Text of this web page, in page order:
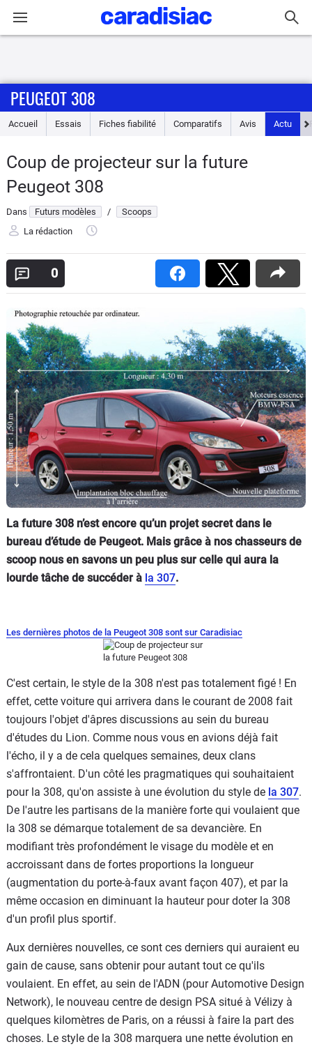
Accueil
Essais
Guide
d'achat
Electriques
Utilitaires
Flottes
Auto
Services
Forum
Moto
Marques
PEUGEOT 308
Accueil Essais Fiches fiabilité Comparatifs Avis Actu
Coup de projecteur sur la future
Peugeot 308
Dans Futurs modèles /
Scoops
La rédaction
0
La future 308 n’est encore qu’un projet secret dans le
bureau d’étude de Peugeot. Mais grâce à nos chasseurs de
scoop nous en savons un peu plus sur celle qui aura la
lourde tâche de succéder à la 307.
Les dernières photos de la Peugeot 308 sont sur Caradisiac
C'est certain, le style de la 308 n'est pas totalement figé ! En
effet, cette voiture qui arrivera dans le courant de 2008 fait
toujours l'objet d'âpres discussions au sein du bureau
d'études du Lion. Comme nous vous en avions déjà fait
l'écho, il y a de cela quelques semaines, deux clans
s'affrontaient. D'un côté les pragmatiques qui souhaitaient
pour la 308, qu'on assiste à une évolution du style de la 307.
De l'autre les partisans de la manière forte qui voulaient que
la 308 se démarque totalement de sa devancière. En
modifiant très profondément le visage du modèle et en
accroissant dans de fortes proportions la longueur
(augmentation du porte-à-faux avant façon 407), et par la
même occasion en diminuant la hauteur pour doter la 308
d'un profil plus sportif.
Aux dernières nouvelles, ce sont ces derniers qui auraient eu
gain de cause, sans obtenir pour autant tout ce qu'ils
voulaient. En effet, au sein de l'ADN (pour Automotive Design
Network), le nouveau centre de design PSA situé à Vélizy à
quelques kilomètres de Paris, on a réussi à faire la part des
choses. Le style de la 308 marquera une nette évolution en